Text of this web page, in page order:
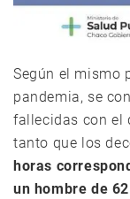
Según el mismo
pandemia, se
fallecidas con el
tanto que los
horas
un hombre de